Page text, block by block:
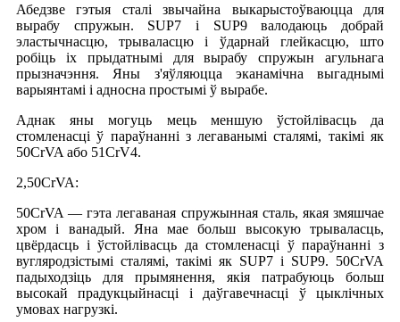
Абедзве гэтыя сталі звычайна выкарыстоўваюцца для
вырабу спружын. SUP7 і SUP9 валодаюць добрай
эластычнасцю, трываласцю і ўдарнай глейкасцю, што
робіць іх прыдатнымі для вырабу спружын агульнага
прызначэння. Яны з'яўляюцца эканамічна выгаднымі
варыянтамі і адносна простымі ў вырабе.
Аднак яны могуць мець меншую ўстойлівасць да
стомленасці ў параўнанні з легаванымі сталямі, такімі як
50CrVA або 51CrV4.
2,50CrVA:
50CrVA — гэта легаваная спружынная сталь, якая змяшчае
хром і ванадый. Яна мае больш высокую трываласць,
цвёрдасць і ўстойлівасць да стомленасці ў параўнанні з
вугляродзістымі сталямі, такімі як SUP7 і SUP9. 50CrVA
падыходзіць для прымянення, якія патрабуюць больш
высокай прадукцыйнасці і даўгавечнасці ў цыклічных
умовах нагрузкі.